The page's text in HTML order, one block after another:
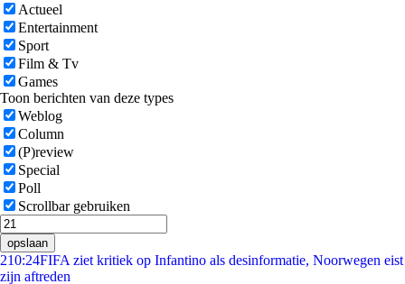
Actueel
Entertainment
Sport
Film & Tv
Games
Toon berichten van deze types
Weblog
Column
(P)review
Special
Poll
Scrollbar gebruiken
opslaan
210:24FIFA ziet kritiek op Infantino als desinformatie, Noorwegen eist
zijn aftreden